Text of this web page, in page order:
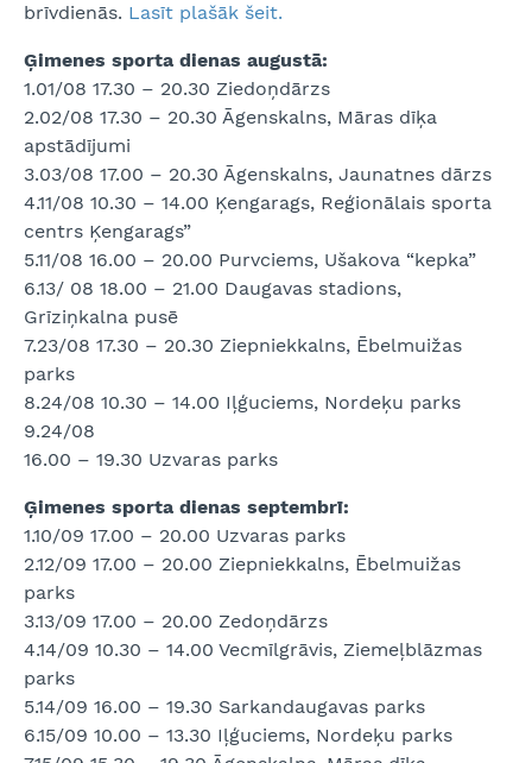
brīvdienās. Lasīt plašāk šeit.
Ģimenes sporta dienas augustā:
1.01/08 17.30 – 20.30 Ziedoņdārzs
2.02/08 17.30 – 20.30 Āgenskalns, Māras dīķa
apstādījumi
3.03/08 17.00 – 20.30 Āgenskalns, Jaunatnes dārzs
4.11/08 10.30 – 14.00 Ķengarags, Reģionālais sporta
centrs Ķengarags”
5.11/08 16.00 – 20.00 Purvciems, Ušakova “kepka”
6.13/ 08 18.00 – 21.00 Daugavas stadions,
Grīziņkalna pusē
7.23/08 17.30 – 20.30 Ziepniekkalns, Ēbelmuižas
parks
8.24/08 10.30 – 14.00 Iļģuciems, Nordeķu parks
9.24/08
16.00 – 19.30 Uzvaras parks
Ģimenes sporta dienas septembrī:
1.10/09 17.00 – 20.00 Uzvaras parks
2.12/09 17.00 – 20.00 Ziepniekkalns, Ēbelmuižas
parks
3.13/09 17.00 – 20.00 Zedoņdārzs
4.14/09 10.30 – 14.00 Vecmīlgrāvis, Ziemeļblāzmas
parks
5.14/09 16.00 – 19.30 Sarkandaugavas parks
6.15/09 10.00 – 13.30 Iļģuciems, Nordeķu parks